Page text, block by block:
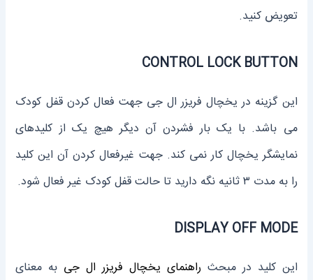
تعویض کنید.
CONTROL LOCK BUTTON
این گزینه در یخچال فریزر ال جی جهت فعال کردن قفل کودک
می باشد. با یک بار فشردن آن دیگر هیچ یک از کلیدهای
نمایشگر یخچال کار نمی کند. جهت غیرفعال کردن آن این کلید
را به مدت ۳ ثانیه نگه دارید تا حالت قفل کودک غیر فعال شود.
DISPLAY OFF MODE
این کلید در مبحث راهنمای یخچال فریزر ال جی به معنای